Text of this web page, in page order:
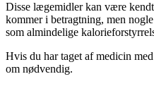
Disse lægemidler kan være
kommer i betragtning, men
som almindelige
Hvis du har taget af medicin
om nødvendig.